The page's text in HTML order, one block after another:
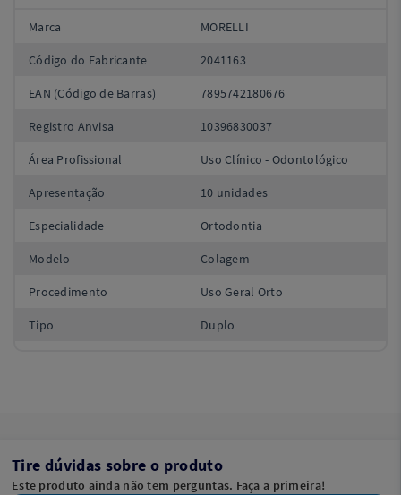
Marca MORELLI
Código do Fabricante 2041163
EAN (Código de Barras) 7895742180676
Registro Anvisa 10396830037
Área Profissional Uso Clínico - Odontológico
Apresentação 10 unidades
Especialidade Ortodontia
Modelo Colagem
Procedimento Uso Geral Orto
Tipo Duplo
Tire dúvidas sobre o produto
Este produto ainda não tem perguntas. Faça a primeira!